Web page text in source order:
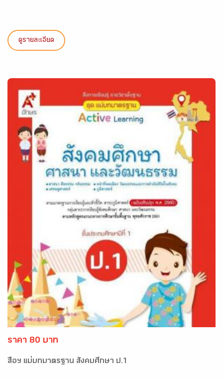
ดูรายละเอียด
ราคา 80 บาท
สื่อฯ แม่บทมาตรฐาน สังคมศึกษา ป.1